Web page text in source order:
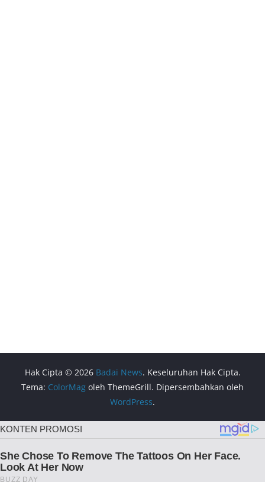
Hak Cipta © 2026 Badai News. Keseluruhan Hak Cipta.
Tema: ColorMag oleh ThemeGrill. Dipersembahkan oleh
WordPress.